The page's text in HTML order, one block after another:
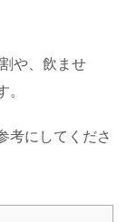
や、飲ませ
。
考にしてくださ